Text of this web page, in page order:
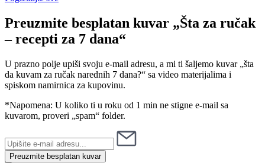
Preuzmite besplatan kuvar „Šta za ručak
– recepti za 7 dana“
U prazno polje upiši svoju e-mail adresu, a mi ti šaljemo kuvar „šta
da kuvam za ručak narednih 7 dana?“ sa video materijalima i
spiskom namirnica za kupovinu.
*Napomena: U koliko ti u roku od 1 min ne stigne e-mail sa
kuvarom, proveri „spam“ folder.
email
adresa
Preuzmite besplatan kuvar